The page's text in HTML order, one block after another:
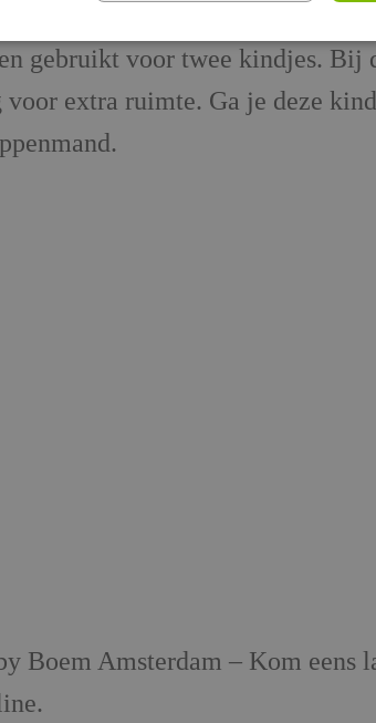
kwijt. Dankzij de
gebruikt voor twee kindjes. Bij
extra ruimte. Ga je deze
Boem Amsterdam – Kom eens